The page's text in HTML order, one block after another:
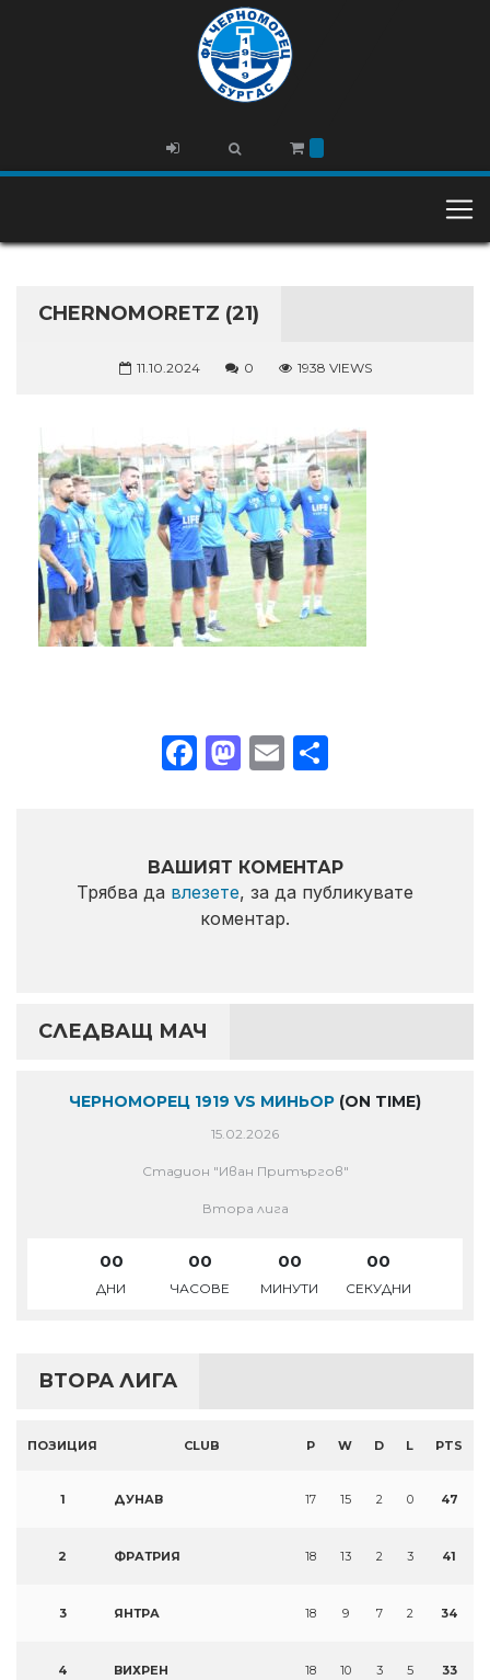
CHERNOMORETZ (21)
11.10.2024 0 1938 VIEWS
Facebook
Mastodon
Email
ВАШИЯТ КОМЕНТАР
Трябва да влезете, за да публикувате
коментар.
СЛЕДВАЩ МАЧ
ЧЕРНОМОРЕЦ 1919 VS МИНЬОР (ON TIME)
15.02.2026
Стадион "Иван Притъргов"
Втора лига
00
ДНИ
00
ЧАСОВЕ
00
МИНУТИ
00
СЕКУДНИ
ВТОРА ЛИГА
ПОЗИЦИЯ CLUB P W D L PTS
1 ДУНАВ 17 15 2 0 47
2 ФРАТРИЯ 18 13 2 3 41
3 ЯНТРА 18 9 7 2 34
4 ВИХРЕН 18 10 3 5 33